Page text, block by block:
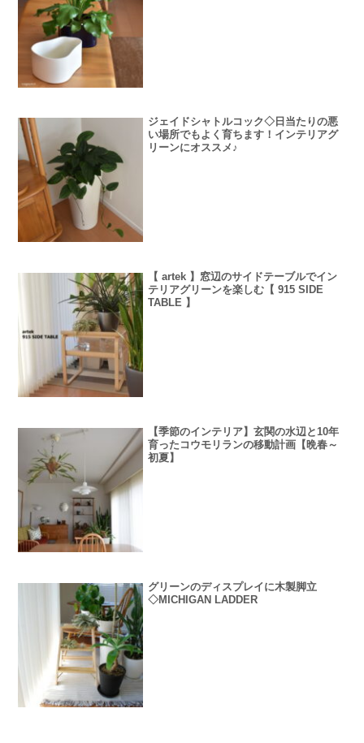
ジェイドシャトルコック◇日当たりの悪
い場所でもよく育ちます！インテリアグ
リーンにオススメ♪
【 artek 】窓辺のサイドテーブルでイン
テリアグリーンを楽しむ【 915 SIDE
TABLE 】
【季節のインテリア】玄関の水辺と10年
育ったコウモリランの移動計画【晩春～
初夏】
グリーンのディスプレイに木製脚立
◇MICHIGAN LADDER